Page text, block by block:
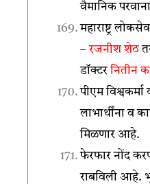
वैमानिक
महाराष्ट्र
–रजनीश शेठ
डॉक्टरनितीन
पीएम
लाभार्थींना व
मिळणार आहे.
फेरफार नोंद
राबविली आहे.